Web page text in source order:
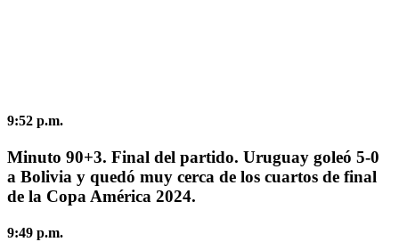
9:52 p.m.
Minuto 90+3. Final del partido. Uruguay goleó 5-0
a Bolivia y quedó muy cerca de los cuartos de final
de la Copa América 2024.
9:49 p.m.